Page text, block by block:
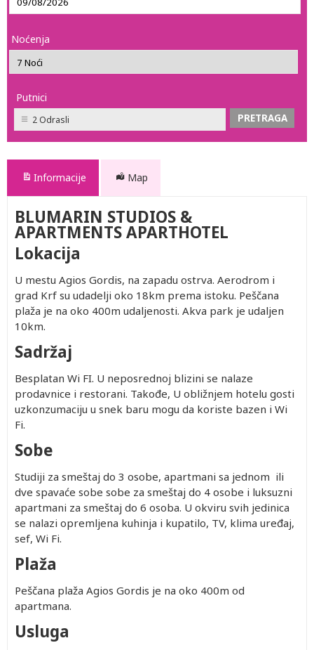
Noćenja
Putnici
2 Odrasli
Informacije Map
BLUMARIN STUDIOS &
APARTMENTS APARTHOTEL
Lokacija
U mestu Agios Gordis, na zapadu ostrva. Aerodrom i
grad Krf su udadelji oko 18km prema istoku. Peščana
plaža je na oko 400m udaljenosti. Akva park je udaljen
10km.
Sadržaj
Besplatan Wi FI. U neposrednoj blizini se nalaze
prodavnice i restorani. Takođe, U obližnjem hotelu gosti
uzkonzumaciju u snek baru mogu da koriste bazen i Wi
Fi.
Sobe
Studiji za smeštaj do 3 osobe, apartmani sa jednom ili
dve spavaće sobe sobe za smeštaj do 4 osobe i luksuzni
apartmani za smeštaj do 6 osoba. U okviru svih jedinica
se nalazi opremljena kuhinja i kupatilo, TV, klima uređaj,
sef, Wi Fi.
Plaža
Peščana plaža Agios Gordis je na oko 400m od
apartmana.
Usluga